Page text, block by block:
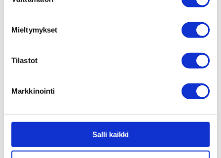
Mieltymykset
Tilastot
Markkinointi
Salli kaikki
20,00
Satulatolpat